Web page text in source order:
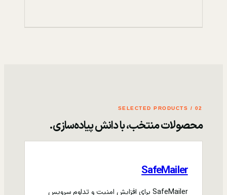
02 / SELECTED PRODUCTS
محصولات منتخب، با دانش پیاده‌سازی.
SafeMailer
SafeMailer برای افزایش امنیت و تداوم سرویس